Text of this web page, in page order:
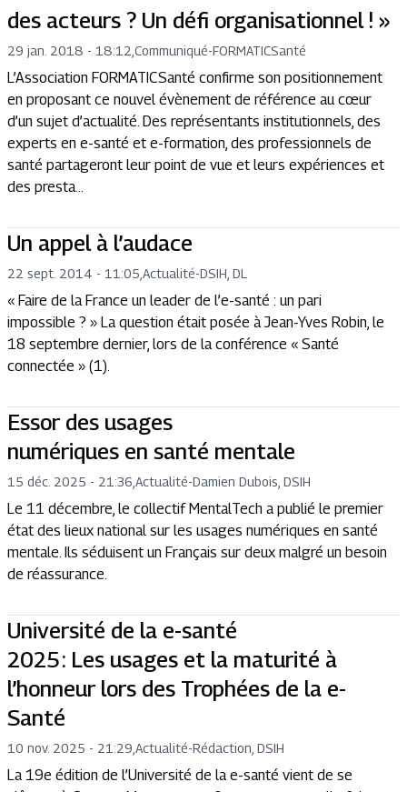
des acteurs ? Un défi organisationnel ! »
29 jan. 2018 - 18:12 Communiqué-FORMATICSanté
L’Association FORMATICSanté confirme son positionnement
en proposant ce nouvel évènement de référence au cœur
d’un sujet d’actualité. Des représentants institutionnels, des
experts en e-santé et e-formation, des professionnels de
santé partageront leur point de vue et leurs expériences et
des presta...
Un appel à l’audace
22 sept. 2014 - 11:05 Actualité-DSIH, DL
« Faire de la France un leader de l’e-santé : un pari
impossible ? » La question était posée à Jean-Yves Robin, le
18 septembre dernier, lors de la conférence « Santé
connectée » (1).
Essor des usages
numériques en santé mentale
15 déc. 2025 - 21:36 Actualité-Damien Dubois, DSIH
Le 11 décembre, le collectif MentalTech a publié le premier
état des lieux national sur les usages numériques en santé
mentale. Ils séduisent un Français sur deux malgré un besoin
de réassurance.
Université de la e-santé
2025 : Les usages et la maturité à
l’honneur lors des Trophées de la e-
Santé
10 nov. 2025 - 21:29 Actualité-Rédaction, DSIH
La 19e édition de l’Université de la e-santé vient de se